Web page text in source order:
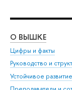
О ВЫШКЕ
Цифры и факты
Руководство и
Устойчивое